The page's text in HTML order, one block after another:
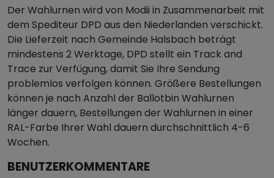
Der Wahlurnen wird von Modii in Zusammenarbeit mit
dem Spediteur DPD aus den Niederlanden verschickt.
Die Lieferzeit nach Gemeinde Halsbach beträgt
mindestens 2 Werktage, DPD stellt ein Track and
Trace zur Verfügung, damit Sie Ihre Sendung
problemlos verfolgen können. Größere Bestellungen
können je nach Anzahl der Ballotbin Wahlurnen
länger dauern, Bestellungen der Wahlurnen in einer
RAL-Farbe Ihrer Wahl dauern durchschnittlich 4-6
Wochen.
BENUTZERKOMMENTARE